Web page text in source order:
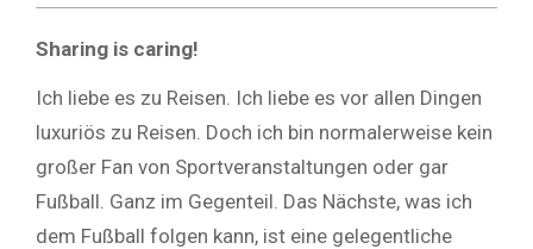
Sharing is caring!
Ich liebe es zu Reisen. Ich liebe es vor allen Dingen
luxuriös zu Reisen. Doch ich bin normalerweise kein
großer Fan von Sportveranstaltungen oder gar
Fußball. Ganz im Gegenteil. Das Nächste, was ich
dem Fußball folgen kann, ist eine gelegentliche